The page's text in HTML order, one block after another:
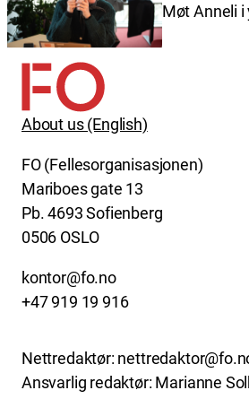
Møt Anneli i
About us (English)
FO (Fellesorganisasjonen)
Mariboes gate 13
Pb. 4693 Sofienberg
0506 OSLO
kontor@fo.no
+47 919 19 916
Nettredaktør:
Ansvarlig redaktør: Marianne